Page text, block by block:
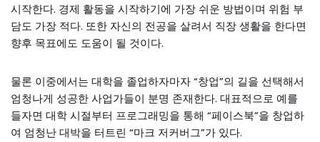
시작한다. 경제 활동을 시작하기에 가장 쉬운 방법이며 위험 부
담도 가장 적다. 또한 자신의 전공을 살려서 직장 생활을 한다면
향후 목표에도 도움이 될 것이다.
물론 이중에서는 대학을 졸업하자마자 “창업”의 길을 선택해서
엄청나게 성공한 사업가들이 분명 존재한다. 대표적으로 예를
들자면 대학 시절부터 프로그래밍을 통해 “페이스북”을 창업하
여 엄청난 대박을 터트린 “마크 저커버그”가 있다.